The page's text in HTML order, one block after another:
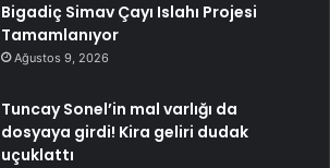
Bigadiç Simav Çayı Islahı Projesi
Tamamlanıyor
Ağustos 9, 2026
Tuncay Sonel’in mal varlığı da
dosyaya girdi! Kira geliri dudak
uçuklattı